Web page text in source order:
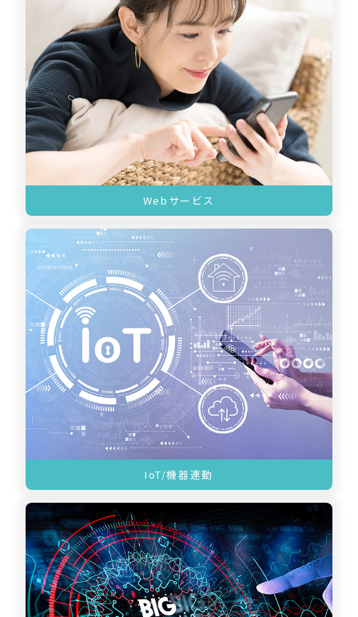
Webサービス
IoT/機器連動